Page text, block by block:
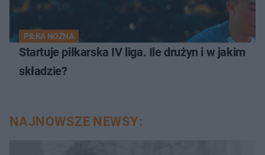
PIŁKA NOŻNA
Startuje piłkarska IV liga. Ile drużyn i w jakim
składzie?
NAJNOWSZE NEWSY: